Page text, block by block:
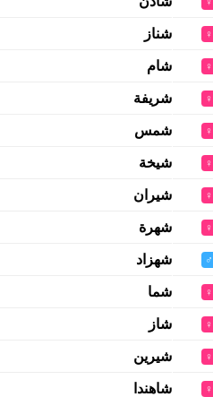
♀ شناز
♀ شام
♀ شريفة
♀ شمس
♀ شيخة
♀ شيران
♀ شهرة
♂ شهزاد
♀ شما
♀ شاز
♀ شيرين
♀ شاهندا